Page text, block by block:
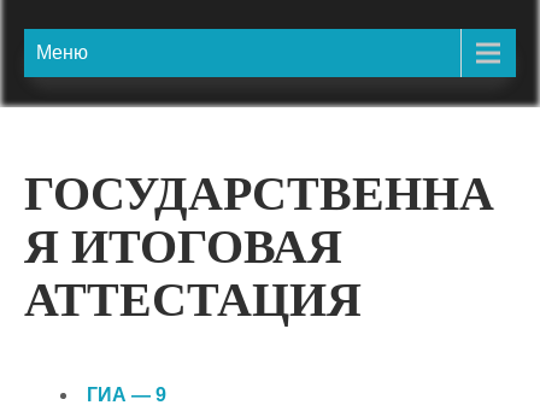
Меню
ГОСУДАРСТВЕННА
Я ИТОГОВАЯ
АТТЕСТАЦИЯ
ГИА — 9